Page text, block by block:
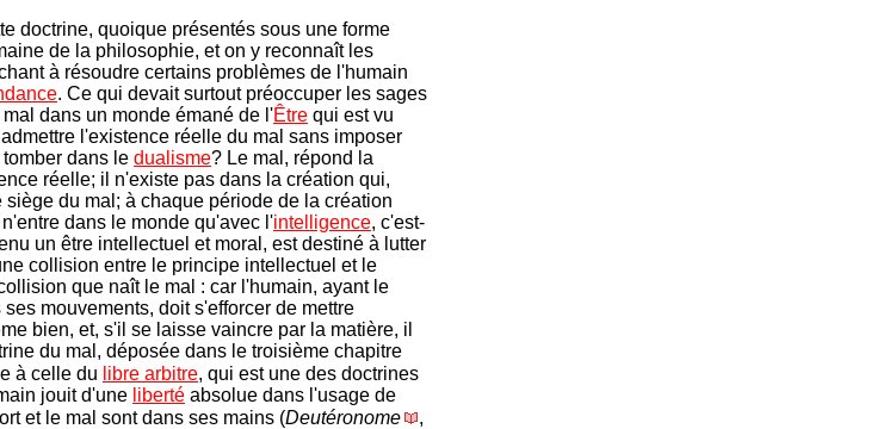
doctrine, quoique présentés sous une forme
de la philosophie, et on y reconnaît les
à résoudre certains problèmes de l'humain
. Ce qui devait surtout préoccuper les sages
dans un monde émané de l'Être qui est vu
l'existence réelle du mal sans imposer
dans le dualisme? Le mal, répond la
réelle; il n'existe pas dans la création qui,
du mal; à chaque période de la création
dans le monde qu'avec l'intelligence, c'est-
un être intellectuel et moral, est destiné à lutter
collision entre le principe intellectuel et le
que naît le mal : car l'humain, ayant le
mouvements, doit s'efforcer de mettre
bien, et, s'il se laisse vaincre par la matière, il
du mal, déposée dans le troisième chapitre
à celle du libre arbitre, qui est une des doctrines
jouit d'une liberté absolue dans l'usage de
et le mal sont dans ses mains (Deutéronome
,